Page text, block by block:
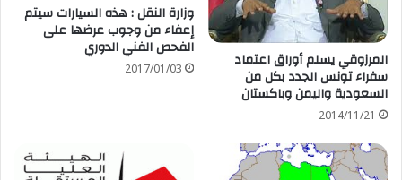
المرزوقي يسلم أوراق اعتماد
سفراء تونس الجدد بكل من
السعودية واليمن وباكستان
2014/11/21
وزارة النقل : هذه السيارات سيتم
إعفاء من وجوب عرضها على
الفحص الفني الدوري
2017/01/03